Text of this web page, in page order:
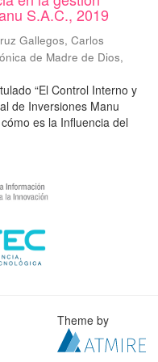
S.A.C., 2019
Gallegos, Carlos
de Madre de Dios,
“El Control Interno y
de Inversiones Manu
es la Influencia del
Theme by